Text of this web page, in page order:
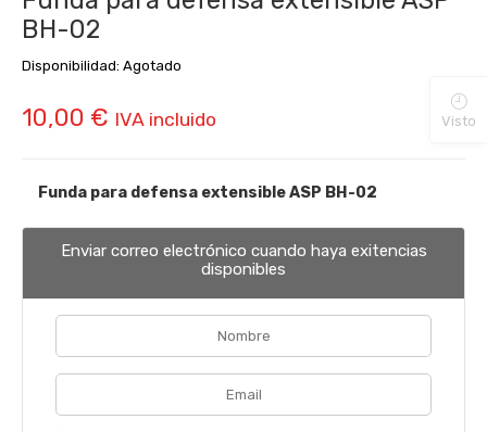
BH-02
Disponibilidad: Agotado
10,00 € IVA incluido
Funda para defensa extensible ASP BH-02
Enviar correo electrónico cuando haya exitencias
disponibles
Visto